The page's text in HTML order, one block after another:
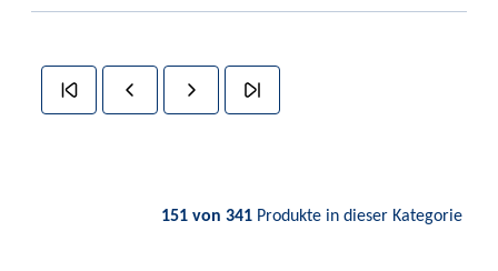
151 von 341 Produkte in dieser Kategorie